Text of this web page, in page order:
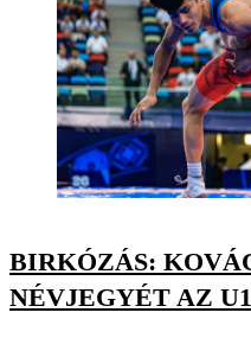
BIRKÓZÁS:
NÉVJEGYÉT AZ